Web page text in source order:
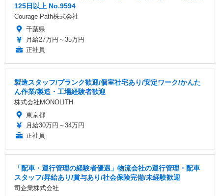
125日以上 No.9594
Courage Path株式会社
千葉県
月給27万円～35万円
正社員
製造スタッフ/ブランク歓迎/個室社宅あり/安定ワーク/かんた
ん作業/製造・工場経験者歓迎
株式会社MONOLITH
東京都
月給30万円～34万円
正社員
「配車・運行管理の経験者優遇」物流会社の運行管理・配車
スタッフ/昇給あり/賞与あり/社会保険完備/未経験歓迎
司企業株式会社